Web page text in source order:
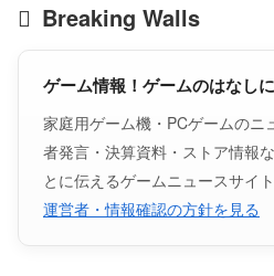
Breaking Walls
ゲーム情報！ゲームのはなし
家庭用ゲーム機・PCゲームのニ
者発言・決算資料・ストア情報
とに伝えるゲームニュースサイト
運営者・情報確認の方針を見る